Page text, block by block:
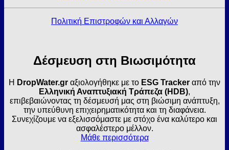
Πολιτική Επιστροφών και Αλλαγών
Δέσμευση στη Βιωσιμότητα
Η DropWater.gr αξιολογήθηκε με το ESG Tracker από την
Ελληνική Αναπτυξιακή Τράπεζα (HDB),
επιβεβαιώνοντας τη δέσμευσή μας στη βιώσιμη ανάπτυξη,
την υπεύθυνη επιχειρηματικότητα και τη διαφάνεια.
Συνεχίζουμε να εξελισσόμαστε με στόχο ένα καλύτερο και
ασφαλέστερο μέλλον.
Μάθε περισσότερα